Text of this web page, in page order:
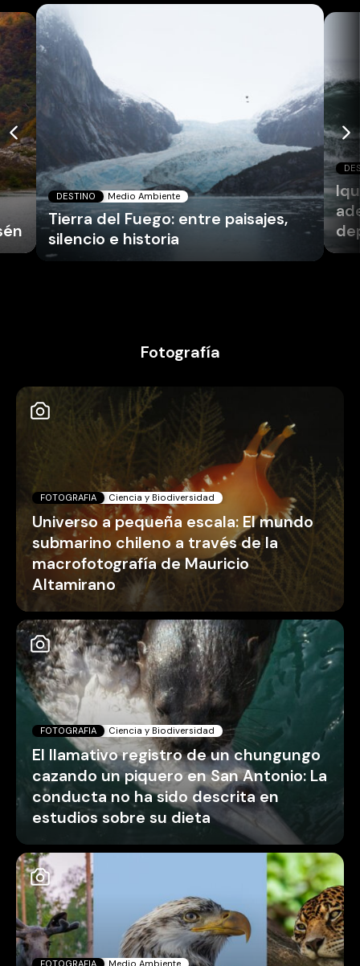
DESTINO Medio Ambiente
Tierra del Fuego: entre paisajes,
silencio e historia
Fotografía
FOTOGRAFIA Ciencia y Biodiversidad
Universo a pequeña escala: El mundo
submarino chileno a través de la
macrofotografía de Mauricio
Altamirano
FOTOGRAFIA Ciencia y Biodiversidad
El llamativo registro de un chungungo
cazando un piquero en San Antonio: La
conducta no ha sido descrita en
estudios sobre su dieta
FOTOGRAFIA Medio Ambiente